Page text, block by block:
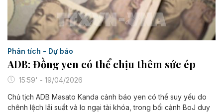
Phân tích - Dự báo
ADB: Đồng yen có thể chịu thêm sức ép
15:59' - 19/04/2026
Chủ tịch ADB Masato Kanda cảnh báo yen có thể suy yếu do
chênh lệch lãi suất và lo ngại tài khóa, trong bối cảnh BoJ duy